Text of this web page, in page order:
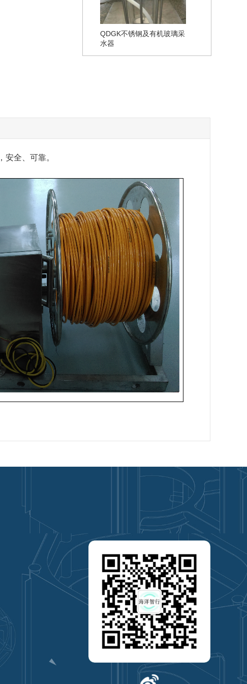
QDGK不锈钢及有机玻璃采
水器
全、可靠。